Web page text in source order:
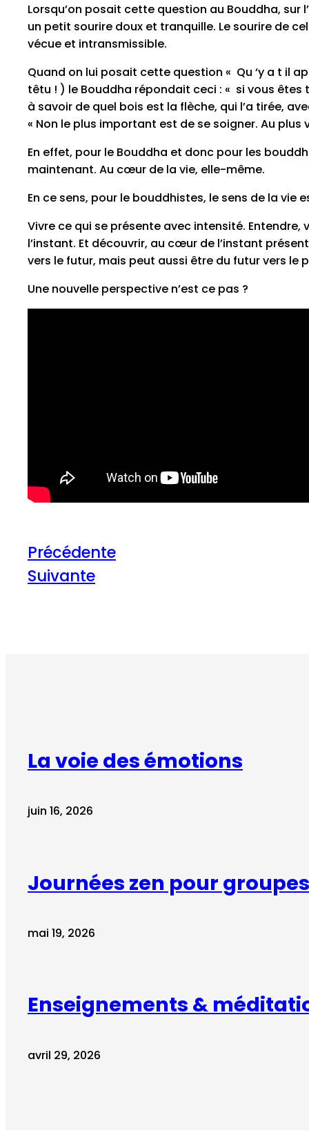
Lorsqu’on posait cette question au Bouddha, sur
un petit sourire doux et tranquille. Le sourire de
vécue et intransmissible.
Quand on lui posait cette question « Qu ‘y a t il
têtu ! ) le Bouddha répondait ceci : « si vous
à savoir de quel bois est la flèche, qui l’a tirée,
« Non le plus important est de se soigner. Au plus
En effet, pour le Bouddha et donc pour les
maintenant. Au cœur de la vie, elle-même.
En ce sens, pour le bouddhistes, le sens de la vie
Vivre ce qui se présente avec intensité.
l’instant. Et découvrir, au cœur de l’instant
vers le futur, mais peut aussi être du futur vers le
Une nouvelle perspective n’est ce pas ?
Précédente
Suivante
La voie des émotions
juin 16, 2026
Journées zen pour
mai 19, 2026
Enseignements &
avril 29, 2026